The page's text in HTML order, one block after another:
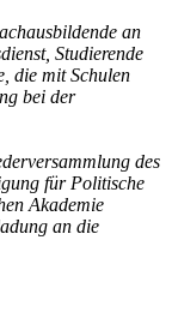
an
­Studierende
die mit Schulen
bei der
des
für Politische
Akademie
an die